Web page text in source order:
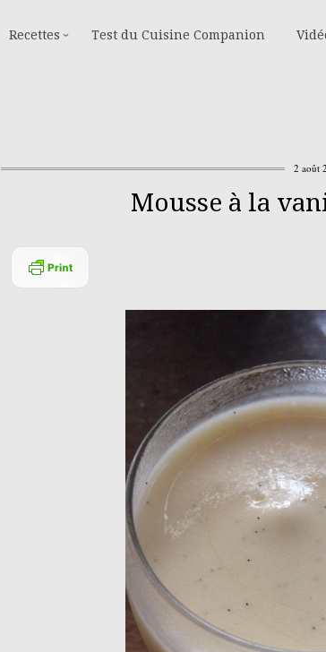
Recettes Test du Cuisine Companion
2 août
Mousse à la